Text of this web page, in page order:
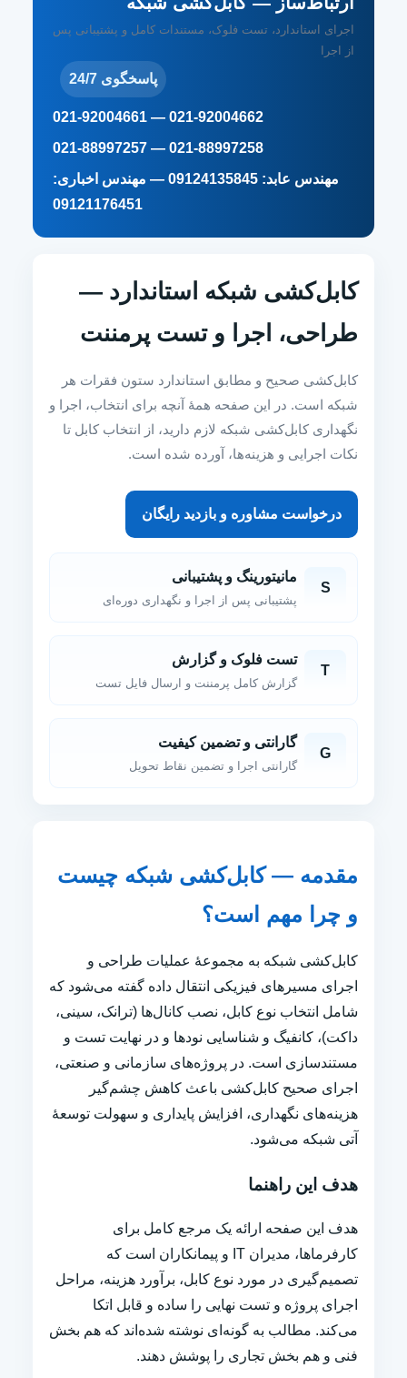
اجرای استاندارد، تست فلوک، مستندات کامل و پشتیبانی پس
از اجرا
پاسخگوی 24/7
021-92004662 — 021-92004661
021-88997258 — 021-88997257
مهندس عابد: 09124135845 — مهندس اخباری:
09121176451
کابل‌کشی شبکه استاندارد —
طراحی، اجرا و تست پرمننت
کابل‌کشی صحیح و مطابق استاندارد ستون فقرات هر
شبکه است. در این صفحه همهٔ آنچه برای انتخاب، اجرا و
نگهداری کابل‌کشی شبکه لازم دارید، از انتخاب کابل تا
نکات اجرایی و هزینه‌ها، آورده شده است.
درخواست مشاوره و بازدید رایگان
S
مانیتورینگ و پشتیبانی
پشتیبانی پس از اجرا و نگهداری دوره‌ای
T
تست فلوک و گزارش
گزارش کامل پرمننت و ارسال فایل تست
G
گارانتی و تضمین کیفیت
گارانتی اجرا و تضمین نقاط تحویل
مقدمه — کابل‌کشی شبکه چیست
و چرا مهم است؟
کابل‌کشی شبکه به مجموعهٔ عملیات طراحی و
اجرای مسیرهای فیزیکی انتقال داده گفته می‌شود که
شامل انتخاب نوع کابل، نصب کانال‌ها (ترانک، سینی،
داکت)، کانفیگ و شناسایی نودها و در نهایت تست و
مستندسازی است. در پروژه‌های سازمانی و صنعتی،
اجرای صحیح کابل‌کشی باعث کاهش چشم‌گیر
هزینه‌های نگهداری، افزایش پایداری و سهولت توسعهٔ
آتی شبکه می‌شود.
هدف این راهنما
هدف این صفحه ارائه یک مرجع کامل برای
کارفرماها، مدیران IT و پیمانکاران است که
تصمیم‌گیری در مورد نوع کابل، برآورد هزینه، مراحل
اجرای پروژه و تست نهایی را ساده و قابل اتکا
می‌کند. مطالب به گونه‌ای نوشته شده‌اند که هم بخش
فنی و هم بخش تجاری را پوشش دهند.